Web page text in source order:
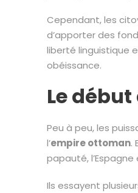
Cependant, les
d’apporter des
liberté linguistique
obéissance.
Le
Peu à peu, les
l’empire ottoman.
papauté, l’Espagne
Ils essayent